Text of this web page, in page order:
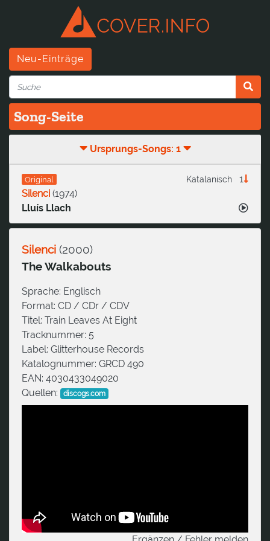
Neu-Einträge
Song-Seite
Ursprungs-Songs: 1
Original 1
Katalanisch
Silenci (1974)
Lluís Llach
Silenci (2000)
The Walkabouts
Sprache: Englisch
Format: CD / CDr / CDV
Titel: Train Leaves At Eight
Tracknummer: 5
Label: Glitterhouse Records
Katalognummer: GRCD 490
EAN: 4030433049020
Quellen:
discogs.com